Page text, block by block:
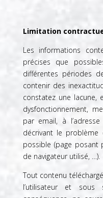
Limitation
Les informations
précises que
différentes périodes
contenir des
constatez une lacune,
dysfonctionnement,
par email, à l’adresse
décrivant le
possible (page posant
de navigateur utilisé, …).
Tout contenu
l’utilisateur et sous